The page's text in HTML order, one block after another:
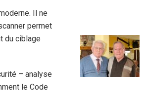
Il ne
permet
du ciblage
– analyse
le Code